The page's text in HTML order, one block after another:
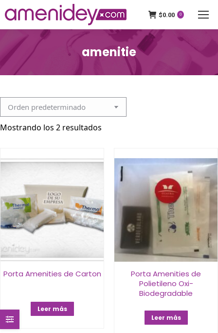
$0.00 0
amenitie
Mostrando los 2 resultados
Porta Amenities de Carton
Leer más
Porta Amenities de
Polietileno Oxi-
Biodegradable
Leer más